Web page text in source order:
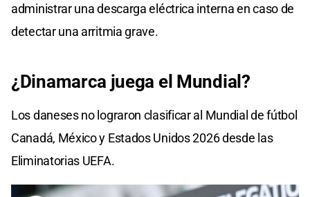
administrar una descarga eléctrica interna en caso de
detectar una arritmia grave.
¿Dinamarca juega el Mundial?
Los daneses no lograron clasificar al Mundial de fútbol
Canadá, México y Estados Unidos 2026 desde las
Eliminatorias UEFA.